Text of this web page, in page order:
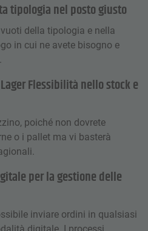
tipologia nel posto giusto
della tipologia e nella
in cui ne avete bisogno e
Flessibilità nello stock e
poiché non dovrete
o i pallet ma vi basterà
per la gestione delle
inviare ordini in qualsiasi